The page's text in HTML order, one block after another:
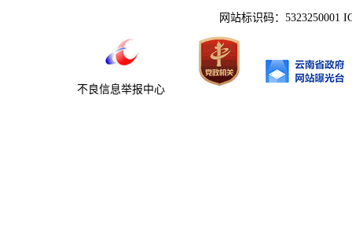
网站标识码：5323250001
不良信息举报中心